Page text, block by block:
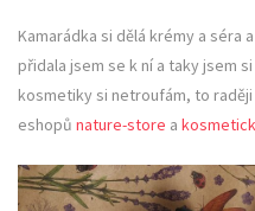
Kamarádka si dělá krémy a
přidala jsem se k ní a taky jsem
kosmetiky si netroufám, to
eshopů nature-store a